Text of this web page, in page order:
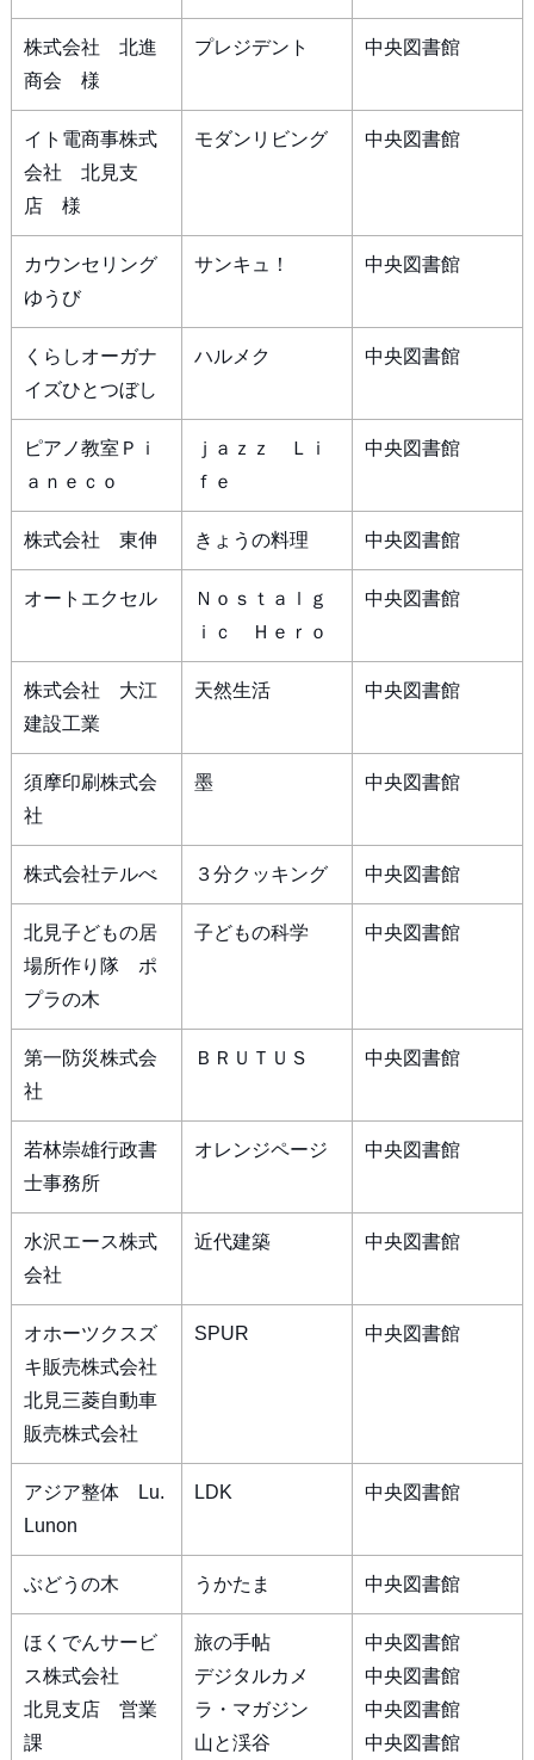
株式会社 北進
商会 様
プレジデント 中央図書館
イト電商事株式
会社 北見支
店 様
モダンリビング 中央図書館
カウンセリング
ゆうび
サンキュ！ 中央図書館
くらしオーガナ
イズひとつぼし
ハルメク 中央図書館
ピアノ教室Ｐｉ
ａｎｅｃｏ
ｊａｚｚ Ｌｉ
ｆｅ
中央図書館
株式会社 東伸 きょうの料理 中央図書館
オートエクセル
Ｎｏｓｔａｌｇ
ｉｃ Ｈｅｒｏ
中央図書館
株式会社 大江
建設工業
天然生活 中央図書館
須摩印刷株式会
社
墨 中央図書館
株式会社テルべ ３分クッキング 中央図書館
北見子どもの居
場所作り隊 ポ
プラの木
子どもの科学 中央図書館
第一防災株式会
社
ＢＲＵＴＵＳ 中央図書館
若林崇雄行政書
士事務所
オレンジページ 中央図書館
水沢エース株式
会社
近代建築 中央図書館
オホーツクスズ
キ販売株式会社
北見三菱自動車
販売株式会社
SPUR 中央図書館
アジア整体 Lu.
Lunon
LDK 中央図書館
ぶどうの木 うかたま 中央図書館
ほくでんサービ
ス株式会社
北見支店 営業
課
旅の手帖
デジタルカメ
ラ・マガジン
山と渓谷
中央図書館
中央図書館
中央図書館
中央図書館